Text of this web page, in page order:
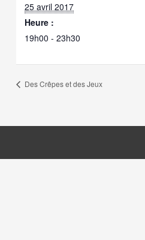
25 avril 2017
Heure :
19h00 - 23h30
Des Crêpes et des Jeux